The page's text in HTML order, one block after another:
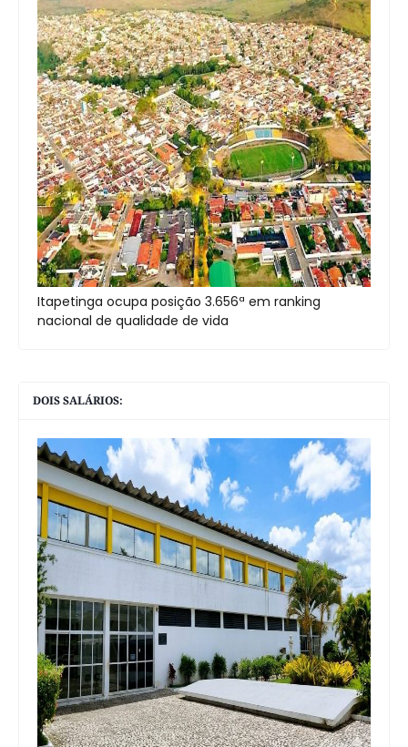
Itapetinga ocupa posição 3.656ª em ranking
nacional de qualidade de vida
DOIS SALÁRIOS: